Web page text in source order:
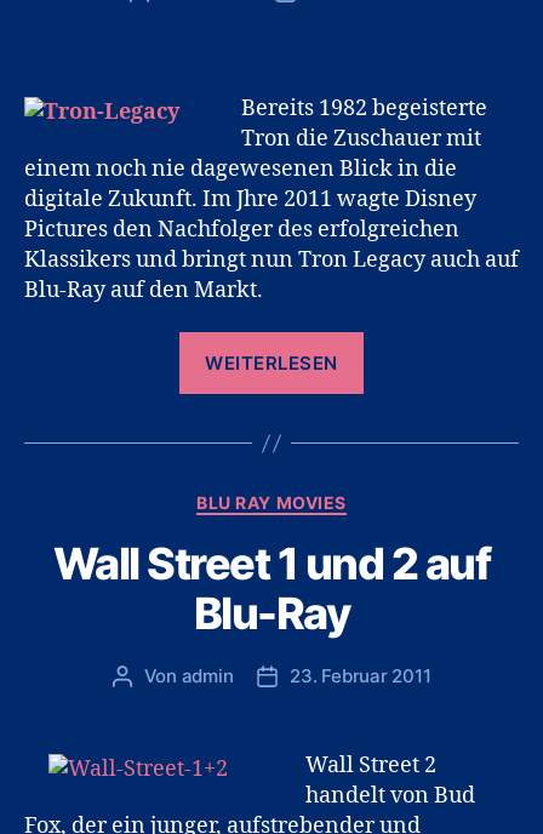
Bereits 1982 begeisterte
Tron die Zuschauer mit
einem noch nie dagewesenen Blick in die
digitale Zukunft. Im Jhre 2011 wagte Disney
Pictures den Nachfolger des erfolgreichen
Klassikers und bringt nun Tron Legacy auch auf
Blu-Ray auf den Markt.
WEITERLESEN
Blu-
Kategorien
BLU RAY MOVIES
Wall Street 1 und 2 auf
Blu-Ray
Beitragsautor
Von admin Veröffentlichungsdatum
23. Februar 2011
Wall Street 2
handelt von Bud
Fox, der ein junger, aufstrebender und